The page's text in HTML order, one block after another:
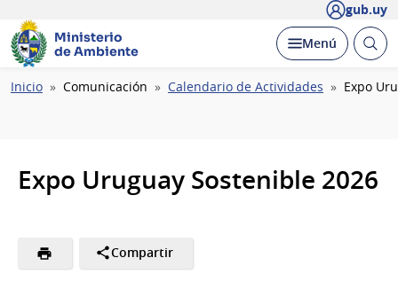
gub.uy
Ministerio
de Ambiente
Desplegar
Menú Abrir
Ruta
Inicio Comunicación Calendario de Actividades Expo
Expo Uruguay Sostenible 2026
Compartir